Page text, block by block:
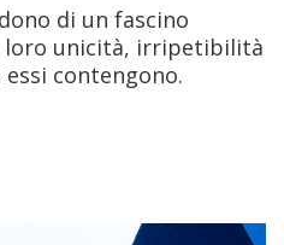
di un fascino
loro unicità, irripetibilità
contengono.